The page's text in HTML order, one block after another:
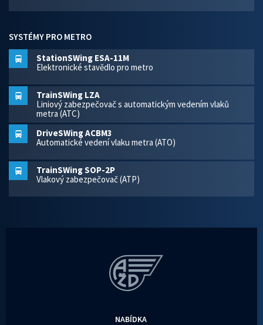
SYSTÉMY PRO METRO
StationSWing ESA-11M
Elektronické stavědlo pro metro
TrainSWing LZA
Liniový zabezpečovač s automatickým vedením vlaků
metra (ATC)
DriveSWing ACBM3
Automatické vedení vlaku metra (ATO)
TrainSWing SOP-2P
Vlakový zabezpečovač (ATP)
NABÍDKA